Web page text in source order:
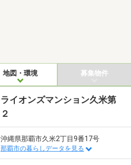
地図・環境 募集物件
ライオンズマンション久米第
２
沖縄県那覇市久米2丁目9番17号
那覇市の暮らしデータを見る